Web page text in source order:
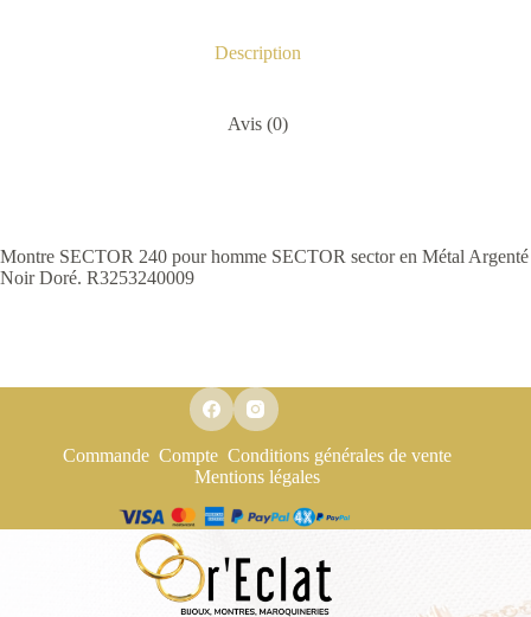
Description
Avis (0)
Montre SECTOR 240 pour homme SECTOR sector en Métal Argenté
Noir Doré. R3253240009
Commande Compte Conditions générales de vente
Mentions légales